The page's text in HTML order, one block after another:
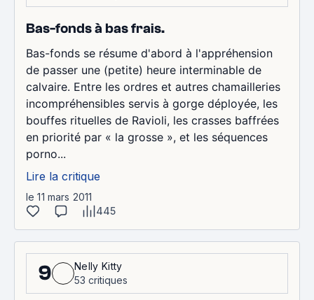
Bas-fonds à bas frais.
Bas-fonds se résume d'abord à l'appréhension
de passer une (petite) heure interminable de
calvaire. Entre les ordres et autres chamailleries
incompréhensibles servis à gorge déployée, les
bouffes rituelles de Ravioli, les crasses baffrées
en priorité par « la grosse », et les séquences
porno...
Lire la critique
le 11 mars 2011
445
9
Nelly Kitty
53 critiques